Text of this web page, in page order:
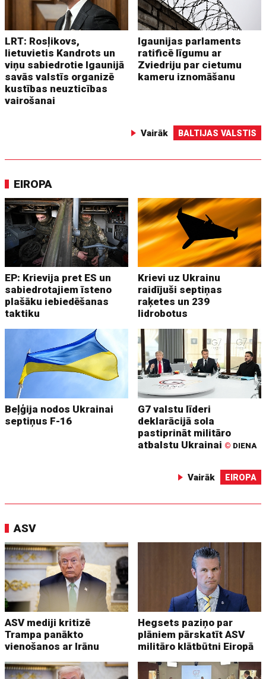
LRT: Rosļikovs,
lietuvietis Kandrots un
viņu sabiedrotie Igaunijā
savās valstīs organizē
kustības neuzticības
vairošanai
Igaunijas parlaments
ratificē līgumu ar
Zviedriju par cietumu
kameru iznomāšanu
Vairāk BALTIJAS VALSTIS
EIROPA
EP: Krievija pret ES un
sabiedrotajiem īsteno
plašāku iebiedēšanas
taktiku
Krievi uz Ukrainu
raidījuši septiņas
raķetes un 239
lidrobotus
Beļģija nodos Ukrainai
septiņus F-16
G7 valstu līderi
deklarācijā sola
pastiprināt militāro
atbalstu Ukrainai © DIENA
Vairāk EIROPA
ASV
ASV mediji kritizē
Trampa panākto
vienošanos ar Irānu
Hegsets paziņo par
plāniem pārskatīt ASV
militāro klātbūtni Eiropā